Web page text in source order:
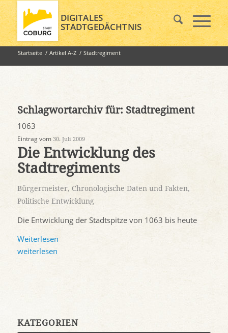
DIGITALES
STADTGEDÄCHTNIS
Startseite / Artikel A-Z / Stadtregiment
Schlagwortarchiv für: Stadtregiment
1063
Eintrag vom 30. Juli 2009
Die Entwicklung des
Stadtregiments
Bürgermeister, Chronologische Daten und Fakten,
Politische Entwicklung
Die Entwicklung der Stadtspitze von 1063 bis heute
Weiterlesen
weiterlesen
KATEGORIEN